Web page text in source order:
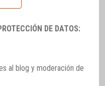
DE DATOS:
al blog y moderación de